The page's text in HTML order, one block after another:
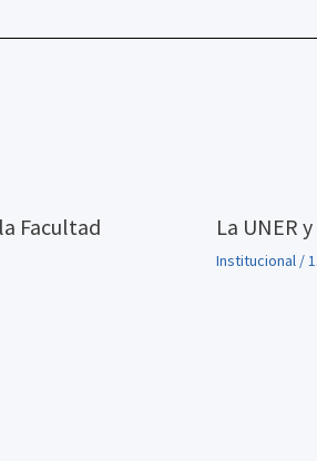
Facultad La UNER
Institucional/